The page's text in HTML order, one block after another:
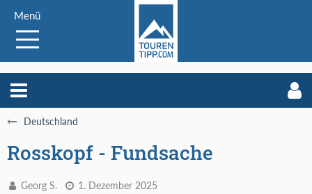
Menü
Deutschland
Rosskopf - Fundsache
Georg S. 1. Dezember 2025